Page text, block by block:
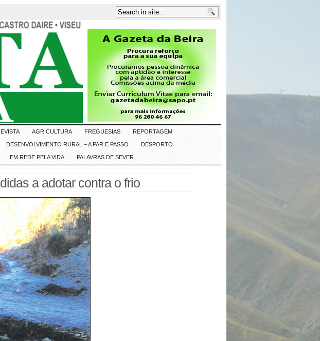
AGRICULTURA FREGUESIAS REPORTAGEM
DESENVOLVIMENTO RURAL – A PAR E PASSO DESPORTO
EM REDE PELA VIDA PALAVRAS DE SEVER
a adotar contra o frio